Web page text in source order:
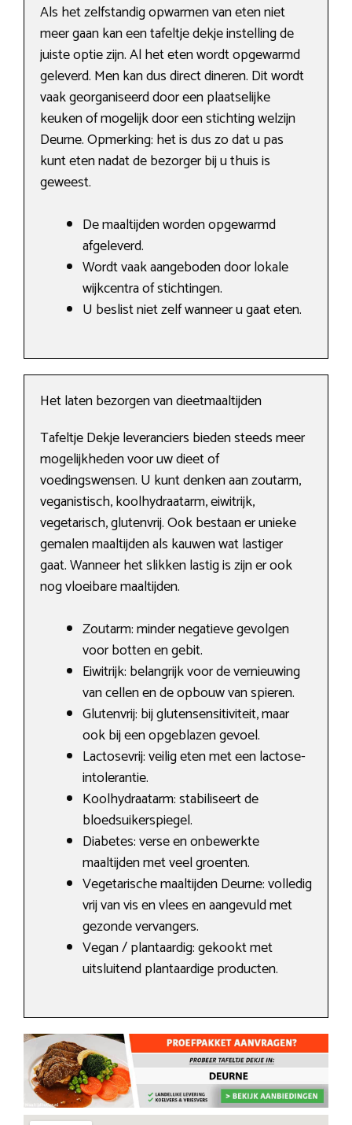
Als het zelfstandig opwarmen van eten niet
meer gaan kan een tafeltje dekje instelling de
juiste optie zijn. Al het eten wordt opgewarmd
geleverd. Men kan dus direct dineren. Dit wordt
vaak georganiseerd door een plaatselijke
keuken of mogelijk door een stichting welzijn
Deurne. Opmerking: het is dus zo dat u pas
kunt eten nadat de bezorger bij u thuis is
geweest.
De maaltijden worden opgewarmd
afgeleverd.
Wordt vaak aangeboden door lokale
wijkcentra of stichtingen.
U beslist niet zelf wanneer u gaat eten.
Het laten bezorgen van dieetmaaltijden
Tafeltje Dekje leveranciers bieden steeds meer
mogelijkheden voor uw dieet of
voedingswensen. U kunt denken aan zoutarm,
veganistisch, koolhydraatarm, eiwitrijk,
vegetarisch, glutenvrij. Ook bestaan er unieke
gemalen maaltijden als kauwen wat lastiger
gaat. Wanneer het slikken lastig is zijn er ook
nog vloeibare maaltijden.
Zoutarm: minder negatieve gevolgen
voor botten en gebit.
Eiwitrijk: belangrijk voor de vernieuwing
van cellen en de opbouw van spieren.
Glutenvrij: bij glutensensitiviteit, maar
ook bij een opgeblazen gevoel.
Lactosevrij: veilig eten met een lactose-
intolerantie.
Koolhydraatarm: stabiliseert de
bloedsuikerspiegel.
Diabetes: verse en onbewerkte
maaltijden met veel groenten.
Vegetarische maaltijden Deurne: volledig
vrij van vis en vlees en aangevuld met
gezonde vervangers.
Vegan / plantaardig: gekookt met
uitsluitend plantaardige producten.